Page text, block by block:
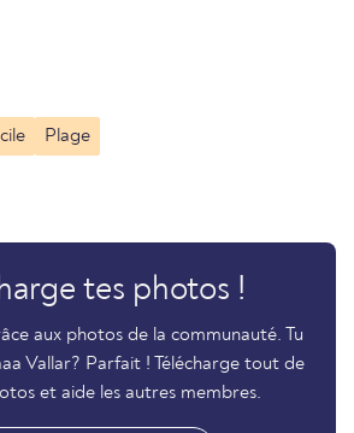
Plage
tes photos !
aux photos de la communauté. Tu
Vallar? Parfait ! Télécharge tout de
et aide les autres membres.